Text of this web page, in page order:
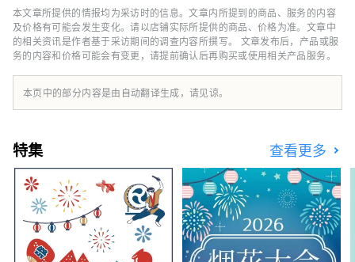
品和服务选择，以满足所有运动爱好者的需求。
本文章所提供的情报均为采访时的信息。文章内所提到的商品、服务的内容
及价格有可能会发生变化。请以店铺实际所提供的商品、价格为准。文章中
的相关资讯是作者基于采访期间的调查内容所撰写。 文章发布后，产品或服
务的内容和价格可能会有变更，请提前确认后再购买或使用相关产品服务。
本页中的部分内容是由自动翻译生成，请见谅。
特集 查看更多